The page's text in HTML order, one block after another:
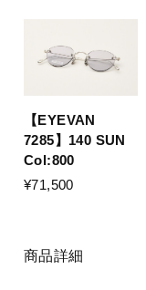
【EYEVAN
7285】140 SUN
Col:800
¥71,500
商品詳細